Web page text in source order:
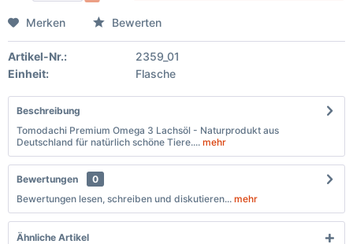
Merken Bewerten
Artikel-Nr.:
2359_01
Einheit:
Flasche
Beschreibung
Tomodachi Premium Omega 3 Lachsöl - Naturprodukt aus
Deutschland für natürlich schöne Tiere.... mehr
Bewertungen
0
Bewertungen lesen, schreiben und diskutieren... mehr
Ähnliche Artikel